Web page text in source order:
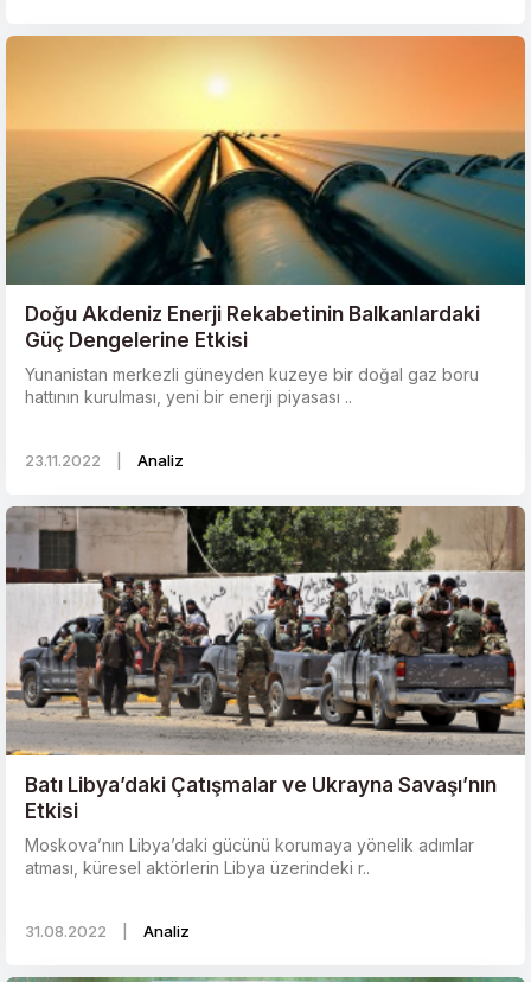
Doğu Akdeniz Enerji Rekabetinin Balkanlardaki
Güç Dengelerine Etkisi
Yunanistan merkezli güneyden kuzeye bir doğal gaz boru
hattının kurulması, yeni bir enerji piyasası ..
23.11.2022 Analiz
Batı Libya’daki Çatışmalar ve Ukrayna Savaşı’nın
Etkisi
Moskova’nın Libya’daki gücünü korumaya yönelik adımlar
atması, küresel aktörlerin Libya üzerindeki r..
31.08.2022 Analiz